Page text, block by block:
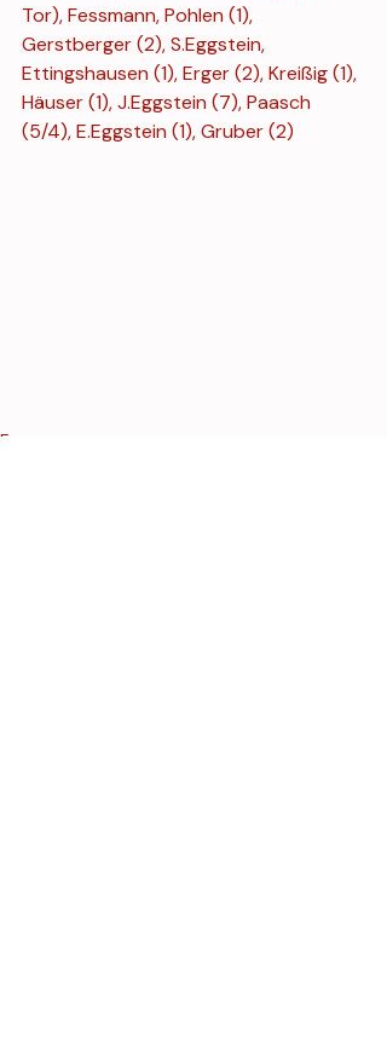
Tor), Fessmann, Pohlen (1),
Gerstberger (2), S.Eggstein,
Ettingshausen (1), Erger (2), Kreißig (1),
Häuser (1), J.Eggstein (7), Paasch
(5/4), E.Eggstein (1), Gruber (2)
Frauen